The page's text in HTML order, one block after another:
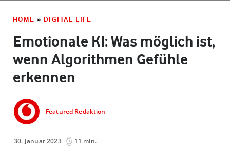
HOME » DIGITAL LIFE
Emotionale KI: Was möglich ist,
wenn Algorithmen Gefühle
erkennen
Featured Redaktion
30. Januar 2023 11 min.